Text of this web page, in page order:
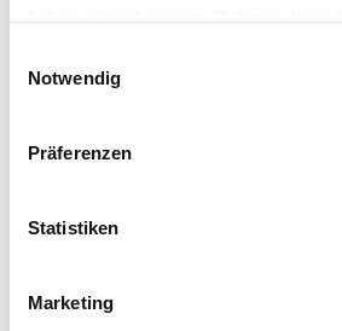
Notwendig
Präferenzen
Statistiken
Marketing
Gezielte
Mitarbeitende befähigen, in ihrer
zu identifizieren. Der Aufbau
Organisationen regenerative
begleiten – ähnlich wie wir es von